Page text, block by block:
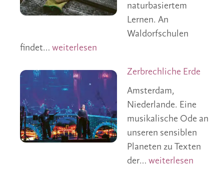
naturbasiertem
Lernen. An
Waldorfschulen
findet… Kinder wachsen lassen
weiterlesen
Zerbrechliche Erde
Amsterdam,
Niederlande. Eine
musikalische Ode an
unseren sensiblen
Planeten zu Texten
der… Zerbrechliche Erde
weiterlesen